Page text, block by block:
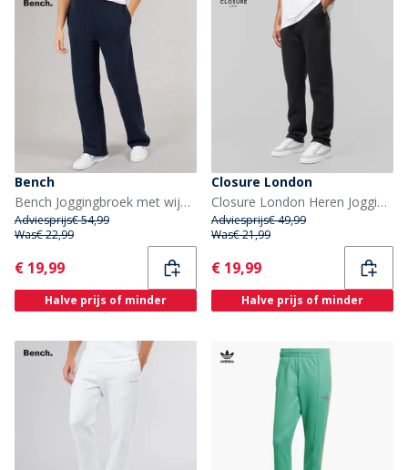
Bench
Bench Joggingbroek met wijde pijpen Dames Navy
Adviesprijs€ 54,99
Was€ 22,99
Current
€ 19,99
Halve prijs of minder
Closure London
Closure London Heren Joggingbroek Zwart
Adviesprijs€ 49,99
Was€ 21,99
Current
€ 19,99
Halve prijs of minder